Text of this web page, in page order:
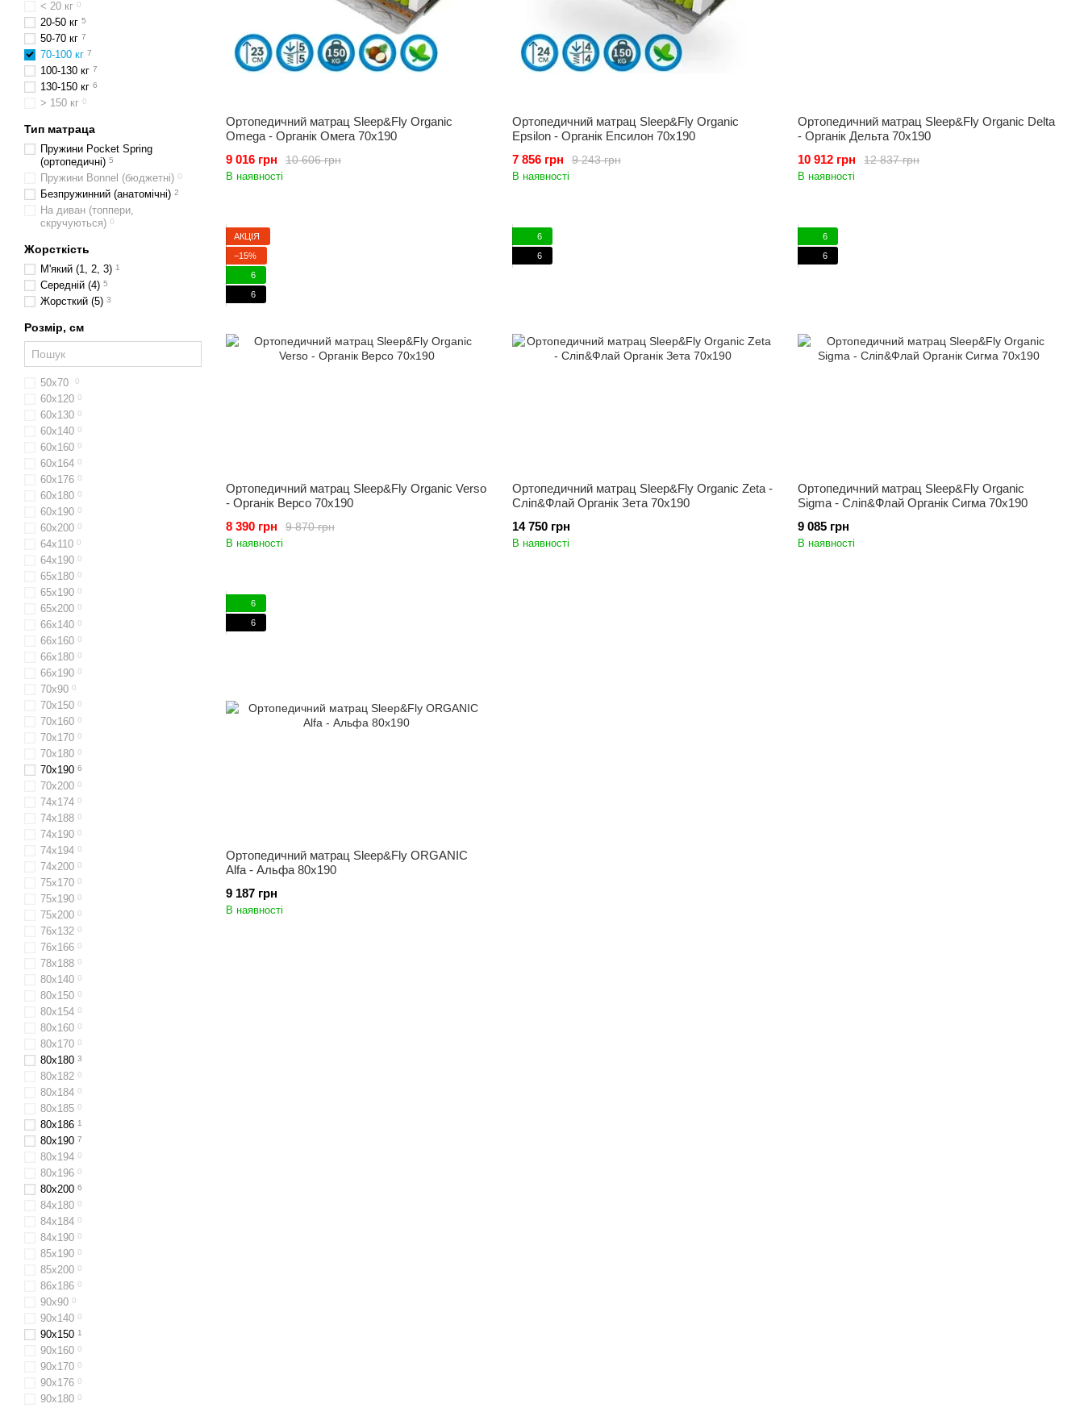
Ортопедичний матрац Sleep&Fly Organic
Omega - Органік Омега 70x190
10 606 грн
9 016 грн
В наявності
Ортопедичний матрац Sleep&Fly Organic
Epsilon - Органік Епсилон 70x190
9 243 грн
7 856 грн
В наявності
Ортопедичний матрац Sleep&Fly Organic Delta
- Органік Дельта 70x190
12 837 грн
10 912 грн
В наявності
АКЦІЯ
−15%
6
6
Ортопедичний матрац Sleep&Fly Organic Verso
- Органік Версо 70x190
9 870 грн
8 390 грн
В наявності
6
6
Ортопедичний матрац Sleep&Fly Organic Zeta -
Сліп&Флай Органік Зета 70x190
14 750 грн
В наявності
6
6
Ортопедичний матрац Sleep&Fly Organic
Sigma - Сліп&Флай Органік Сигма 70x190
9 085 грн
В наявності
6
6
Ортопедичний матрац Sleep&Fly ORGANIC
Alfa - Альфа 80x190
9 187 грн
В наявності
< 20 кг 0
20-50 кг 5
50-70 кг 7
70-100 кг 7
100-130 кг 7
130-150 кг 6
> 150 кг 0
Тип матраца
Пружини Pocket Spring
(ортопедичні) 5
Пружини Bonnel (бюджетні) 0
Безпружинний (анатомічні) 2
На диван (топпери,
скручуються) 0
Жорсткість
М'який (1, 2, 3) 1
Середній (4) 5
Жорсткий (5) 3
Розмір, см
50х70 0
60x120 0
60х130 0
60x140 0
60х160 0
60x164 0
60х176 0
60х180 0
60х190 0
60х200 0
64х110 0
64x190 0
65x180 0
65х190 0
65х200 0
66x140 0
66x160 0
66х180 0
66х190 0
70х90 0
70x150 0
70x160 0
70х170 0
70x180 0
70x190 6
70x200 0
74х174 0
74х188 0
74х190 0
74х194 0
74х200 0
75х170 0
75х190 0
75х200 0
76x132 0
76x166 0
78х188 0
80х140 0
80x150 0
80х154 0
80х160 0
80x170 0
80х180 3
80х182 0
80х184 0
80х185 0
80x186 1
80x190 7
80х194 0
80х196 0
80x200 6
84х180 0
84x184 0
84х190 0
85х190 0
85х200 0
86х186 0
90х90 0
90х140 0
90x150 1
90x160 0
90х170 0
90х176 0
90x180 0